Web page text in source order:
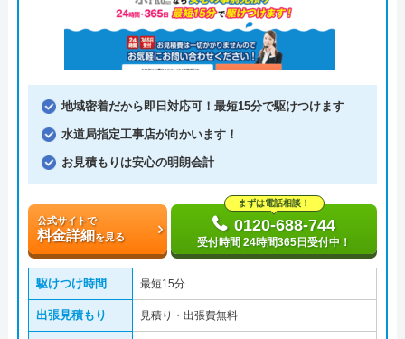
地域密着だから即日対応可！最短15分で駆けつけます
水道局指定工事店が向かいます！
お見積もりは安心の明朗会計
公式サイトで
料金詳細を見る
まずは電話相談！
0120-688-744
受付時間 24時間365日受付中！
駆けつけ時間 最短15分
出張見積もり 見積り・出張費無料